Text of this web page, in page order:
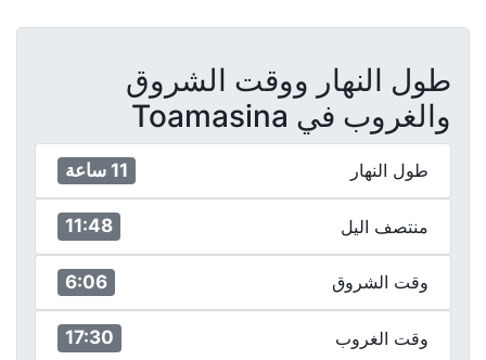
طول النهار ووقت الشروق
والغروب في Toamasina
طول النهار 11 ساعة
منتصف اليل 11:48
وقت الشروق 6:06
وقت الغروب 17:30